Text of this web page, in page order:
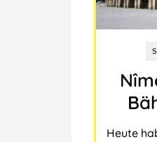
Heute